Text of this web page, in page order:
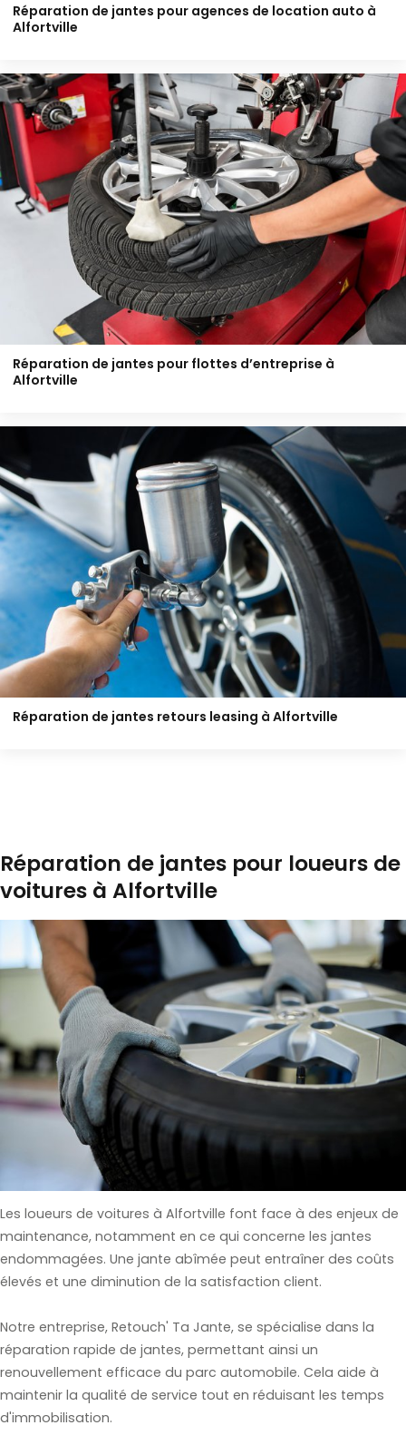
Réparation de jantes pour agences de location auto à
Alfortville
Réparation de jantes pour flottes d’entreprise à
Alfortville
Réparation de jantes retours leasing à Alfortville
Réparation de jantes pour loueurs de
voitures à Alfortville
Les loueurs de voitures à Alfortville font face à des enjeux de
maintenance, notamment en ce qui concerne les jantes
endommagées. Une jante abîmée peut entraîner des coûts
élevés et une diminution de la satisfaction client.
Notre entreprise, Retouch' Ta Jante, se spécialise dans la
réparation rapide de jantes, permettant ainsi un
renouvellement efficace du parc automobile. Cela aide à
maintenir la qualité de service tout en réduisant les temps
d'immobilisation.